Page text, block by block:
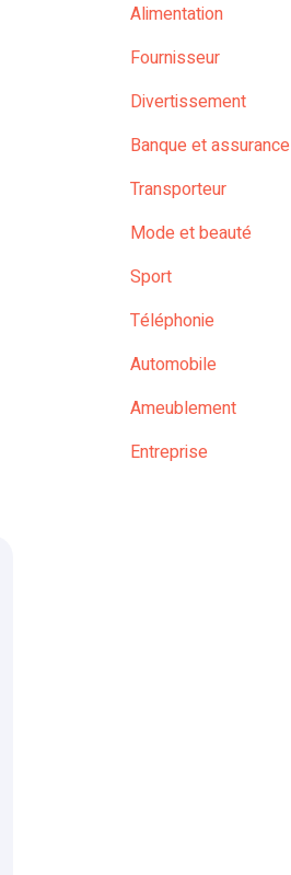
Alimentation
Fournisseur
Divertissement
Banque et assurance
Transporteur
Mode et beauté
Sport
Téléphonie
Automobile
Ameublement
Entreprise